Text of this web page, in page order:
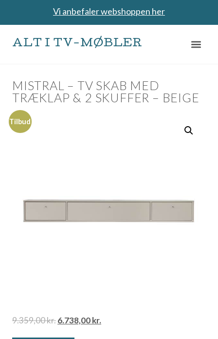
Vi anbefaler webshoppen her
ALT I TV-MØBLER
MISTRAL – TV SKAB MED
TRÆKLAP & 2 SKUFFER – BEIGE
Tilbud
9.359,00kr.6.738,00kr.